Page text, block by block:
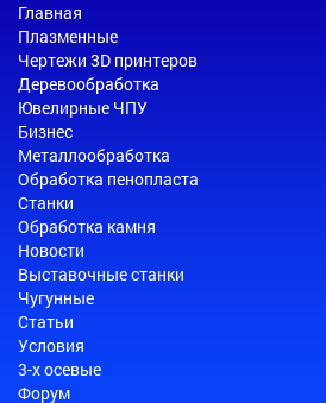
Главная
Плазменные
Чертежи 3D принтеров
Деревообработка
Ювелирные ЧПУ
Бизнес
Металлообработка
Обработка пенопласта
Станки
Обработка камня
Новости
Выставочные станки
Чугунные
Статьи
Условия
3-х осевые
Форум